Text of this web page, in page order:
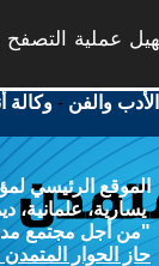
عملية التصفح
الأدب والفن -وكالة
الموقع الرئيسي
يسارية، علمانية،
"من أجل مجتمع
حاز الحوار